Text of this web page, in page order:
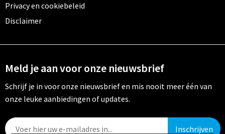
Privacy en cookiebeleid
Disclaimer
Meld je aan voor onze nieuwsbrief
Schrijf je in voor onze nieuwsbrief en mis nooit meer één van
onze leuke aanbiedingen of updates.